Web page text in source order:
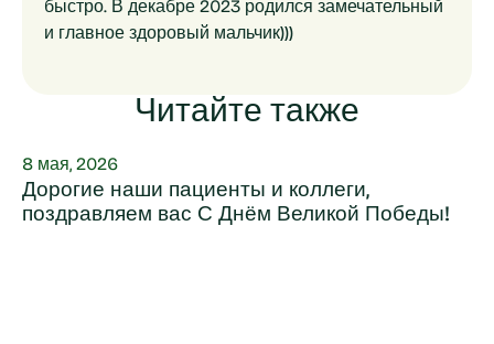
быстро. В декабре 2023 родился замечательный
и главное здоровый мальчик)))
Читайте также
8 мая, 2026
Дорогие наши пациенты и коллеги,
поздравляем вас С Днём Великой Победы!